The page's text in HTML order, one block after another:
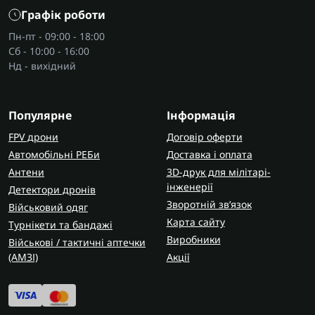
підготовки деталей до подальшої обробки;
серійного виробництва елементів однакового
розміру.
Стрічкова пила по дереву часто
меблевими щитами та заготовками складної
форми. Для робіт у саду або заготівлі дров
доцільніше обирати
ланцюгові електропили
Основні види та характеристики
Під час вибору важливо враховувати
призначення обладнання. Стрічкова пила по
металу має іншу геометрію полотна та швидкість
руху стрічки, ніж моделі для дерева.
потужність двигуна;
Графік роботи
Пн-пт - 09:00 - 18:00
Сб - 10:00 - 16:00
Нд - вихідний
Популярне
FPV дрони
Автомобільні РЕБи
Антени
Детектори дронів
Військовий одяг
Турнікети та бандажі
Військові / тактичні аптечки
(AMЗІ)
Інформація
Договір оферти
Доставка і оплата
3D-друк для мілітарі-
інженерії
Зворотній зв’язок
Карта сайту
Виробники
Акції